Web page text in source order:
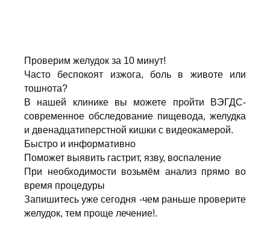
Проверим желудок за 10 минут!
Часто беспокоят изжога, боль в животе или
тошнота?
В нашей клинике вы можете пройти ВЭГДС-
современное обследование пищевода, желудка
и двенадцатиперстной кишки с видеокамерой.
Быстро и информативно
Поможет выявить гастрит, язву, воспаление
При необходимости возьмём анализ прямо во
время процедуры
Запишитесь уже сегодня -чем раньше проверите
желудок, тем проще лечение!.